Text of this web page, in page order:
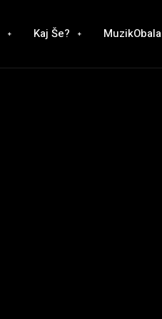
Kaj Še? MuzikObala